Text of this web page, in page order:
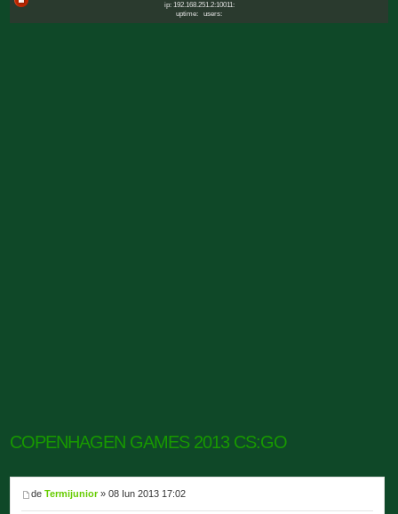
ip: 192.168.251.2:10011:
uptime:
users:
COPENHAGEN GAMES 2013 CS:GO
deTermijunior» 08 Iun 2013 17:02